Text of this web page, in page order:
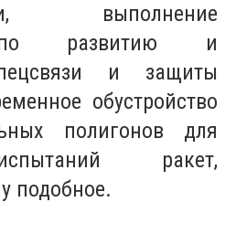
выполнение
по развитию и
и защиты
обустройство
полигонов для
ракет,
подобное.